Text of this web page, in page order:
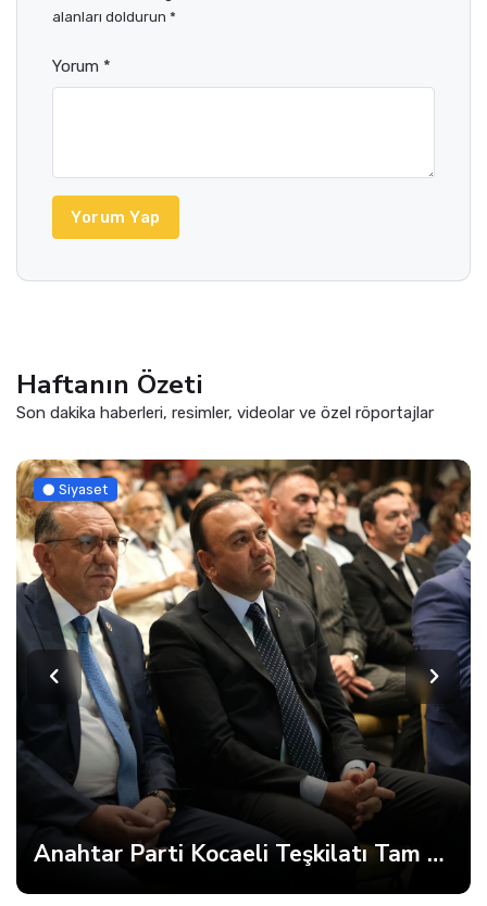
alanları doldurun *
Yorum *
Yorum Yap
Haftanın Özeti
Son dakika haberleri, resimler, videolar ve özel röportajlar
Siyaset
Anahtar Parti Kocaeli Teşkilatı Tam Kadro Toplandı